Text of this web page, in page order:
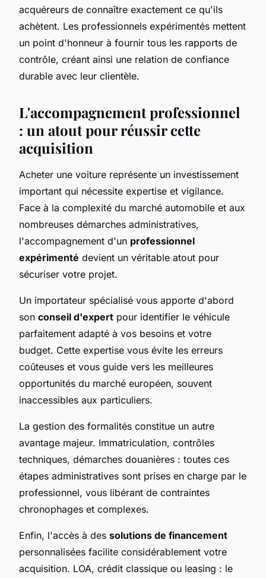
acquéreurs de connaître exactement ce qu'ils
achètent. Les professionnels expérimentés mettent
un point d'honneur à fournir tous les rapports de
contrôle, créant ainsi une relation de confiance
durable avec leur clientèle.
L'accompagnement professionnel
: un atout pour réussir cette
acquisition
Acheter une voiture représente un investissement
important qui nécessite expertise et vigilance.
Face à la complexité du marché automobile et aux
nombreuses démarches administratives,
l'accompagnement d'un professionnel
expérimenté devient un véritable atout pour
sécuriser votre projet.
Un importateur spécialisé vous apporte d'abord
son conseil d'expert pour identifier le véhicule
parfaitement adapté à vos besoins et votre
budget. Cette expertise vous évite les erreurs
coûteuses et vous guide vers les meilleures
opportunités du marché européen, souvent
inaccessibles aux particuliers.
La gestion des formalités constitue un autre
avantage majeur. Immatriculation, contrôles
techniques, démarches douanières : toutes ces
étapes administratives sont prises en charge par le
professionnel, vous libérant de contraintes
chronophages et complexes.
Enfin, l'accès à des solutions de financement
personnalisées facilite considérablement votre
acquisition. LOA, crédit classique ou leasing : le